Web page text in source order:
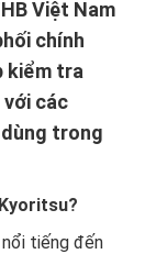
Việt Nam
chính
kiểm tra
các
trong
tiếng đến